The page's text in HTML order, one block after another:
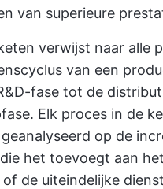
van superieure
verwijst naar alle
van een
fase tot de
Elk proces in de
op de
het toevoegt aan
de uiteindelijke